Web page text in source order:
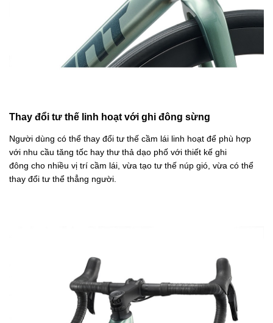
Thay đổi tư thế linh hoạt với ghi đông sừng
Người dùng có thể thay đổi tư thế cầm lái linh hoạt để phù hợp
với nhu cầu tăng tốc hay thư thả dạo phố với thiết kế ghi
đông cho nhiều vị trí cầm lái, vừa tạo tư thế núp gió, vừa có thể
thay đổi tư thể thẳng người.